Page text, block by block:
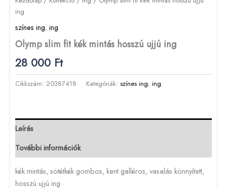
ing
színes ing, ing
Olymp slim fit kék mintás hosszú ujjú ing
28 000 Ft
Cikkszám: 20387418 Kategóriák: színes ing, ing
Leírás
További információk
kék mintás, sötétkék gombos, kent galléros, vasalás könnyített,
hosszú ujjú ing